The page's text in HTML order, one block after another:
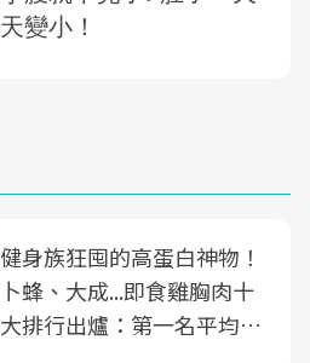
健身族狂囤的高蛋白神物！
卜蜂、大成...即食雞胸肉十
大排行出爐：第一名平均一